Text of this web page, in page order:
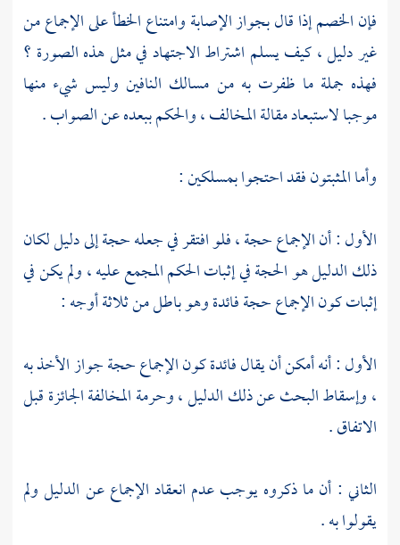
فإن الخصم إذا قال بجواز الإصابة وامتناع الخطأ على الإجماع من
غير دليل ، كيف يسلم اشتراط الاجتهاد في مثل هذه الصورة ؟
فهذه جملة ما ظفرت به من مسالك النافين وليس شيء منها
موجبا لاستبعاد مقالة المخالف ، والحكم ببعده عن الصواب .
وأما المثبتون فقد احتجوا بمسلكين :
الأول : أن الإجماع حجة ، فلو افتقر في جعله حجة إلى دليل لكان
ذلك الدليل هو الحجة في إثبات الحكم المجمع عليه ، ولم يكن في
إثبات كون الإجماع حجة فائدة وهو باطل من ثلاثة أوجه :
الأول : أنه أمكن أن يقال فائدة كون الإجماع حجة جواز الأخذ به
، وإسقاط البحث عن ذلك الدليل ، وحرمة المخالفة الجائزة قبل
الاتفاق .
الثاني : أن ما ذكروه يوجب عدم انعقاد الإجماع عن الدليل ولم
يقولوا به .